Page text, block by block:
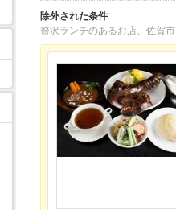
除外された条件
贅沢ランチのあるお店、佐賀市